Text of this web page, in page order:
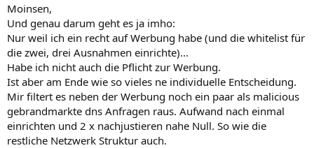
Moinsen,
Und genau darum geht es ja imho:
Nur weil ich ein recht auf Werbung habe (und die whitelist für
die zwei, drei Ausnahmen einrichte)...
Habe ich nicht auch die Pflicht zur Werbung.
Ist aber am Ende wie so vieles ne individuelle Entscheidung.
Mir filtert es neben der Werbung noch ein paar als malicious
gebrandmarkte dns Anfragen raus. Aufwand nach einmal
einrichten und 2 x nachjustieren nahe Null. So wie die
restliche Netzwerk Struktur auch.